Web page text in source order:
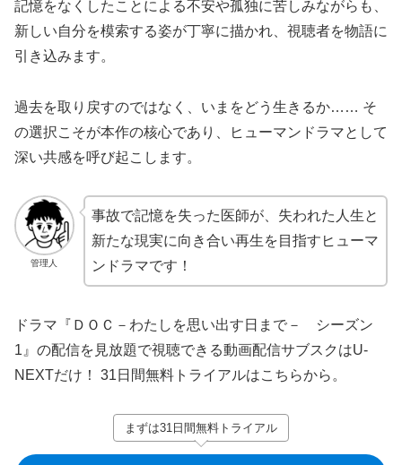
記憶をなくしたことによる不安や孤独に苦しみながらも、
新しい自分を模索する姿が丁寧に描かれ、視聴者を物語に
引き込みます。
過去を取り戻すのではなく、いまをどう生きるか…… そ
の選択こそが本作の核心であり、ヒューマンドラマとして
深い共感を呼び起こします。
管理人
事故で記憶を失った医師が、失われた人生と
新たな現実に向き合い再生を目指すヒューマ
ンドラマです！
ドラマ『ＤＯＣ－わたしを思い出す日まで－ シーズン
1』の配信を見放題で視聴できる動画配信サブスクはU-
NEXTだけ！ 31日間無料トライアルはこちらから。
まずは31日間無料トライアル